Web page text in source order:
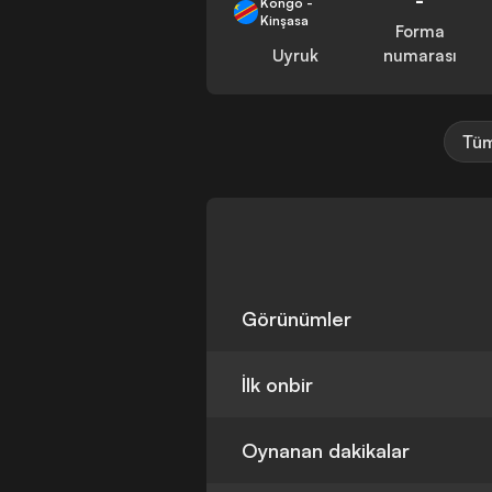
Kinşasa
Uyruk
Forma
numarası
Görünümler
İlk onbir
Oynanan dakikalar